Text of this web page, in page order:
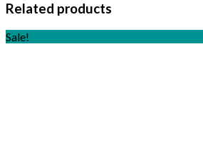
Related products
Sale!